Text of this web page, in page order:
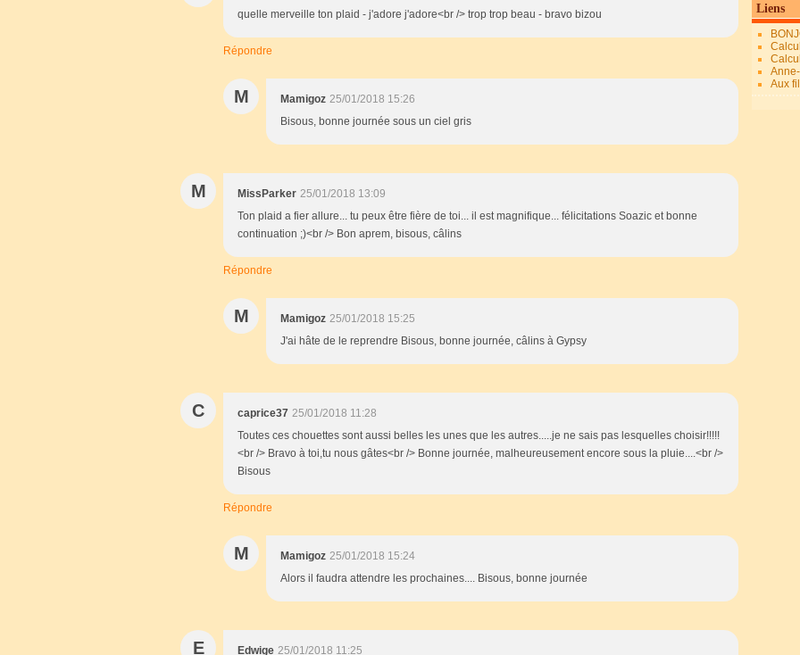
quelle merveille ton plaid - j'adore j'adore<br /> trop trop beau - bravo bizou
Répondre
M Mamigoz 25/01/2018 15:26
Bisous, bonne journée sous un ciel gris
M MissParker 25/01/2018 13:09
Ton plaid a fier allure... tu peux être fière de toi... il est magnifique... félicitations Soazic et bonne
continuation ;)<br /> Bon aprem, bisous, câlins
Répondre
M Mamigoz 25/01/2018 15:25
J'ai hâte de le reprendre Bisous, bonne journée, câlins à Gypsy
C caprice37 25/01/2018 11:28
Toutes ces chouettes sont aussi belles les unes que les autres.....je ne sais pas lesquelles choisir!!!!!
<br /> Bravo à toi,tu nous gâtes<br /> Bonne journée, malheureusement encore sous la pluie....<br />
Bisous
Répondre
M Mamigoz 25/01/2018 15:24
Alors il faudra attendre les prochaines.... Bisous, bonne journée
E Edwige 25/01/2018 11:25
Liens
Aux